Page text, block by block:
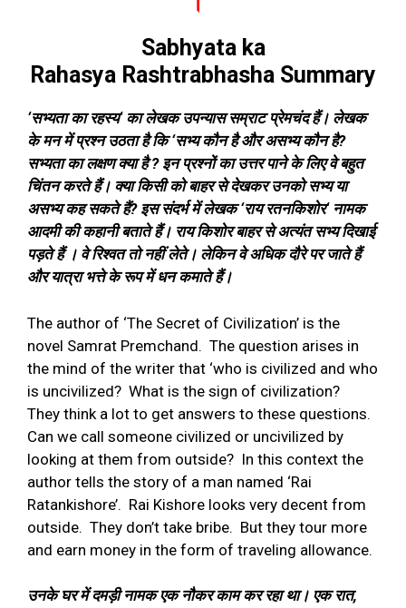
Sabhyata ka
Rahasya Rashtrabhasha Summary
‘सभ्यता का रहस्य‘ का लेखक उपन्यास सम्राट प्रेमचंद हैं। लेखक
के मन में प्रश्न उठता है कि‘सभ्य कौन है और असभ्य कौन है?
सभ्यता का लक्षण क्या है? इन प्रश्नों का उत्तर पाने के लिए वे बहुत
चिंतन करते हैं। क्या किसी को बाहर से देखकर उनको सभ्य या
असभ्य कह सकते हैं? इस संदर्भ में लेखक‘राय रतनकिशोर‘ नामक
आदमी की कहानी बताते हैं। राय किशोर बाहर से अत्यंत सभ्य दिखाई
पड़ते हैं । वे रिश्वत तो नहीं लेते। लेकिन वे अधिक दौरे पर जाते हैं
और यात्रा भत्ते के रूप में धन कमाते हैं।
The author of ‘The Secret of Civilization’ is the
novel Samrat Premchand. The question arises in
the mind of the writer that ‘who is civilized and who
is uncivilized? What is the sign of civilization?
They think a lot to get answers to these questions.
Can we call someone civilized or uncivilized by
looking at them from outside? In this context the
author tells the story of a man named ‘Rai
Ratankishore’. Rai Kishore looks very decent from
outside. They don’t take bribe. But they tour more
and earn money in the form of traveling allowance.
उनके घर में दमड़ी नामक एक नौकर काम कर रहा था। एक रात,